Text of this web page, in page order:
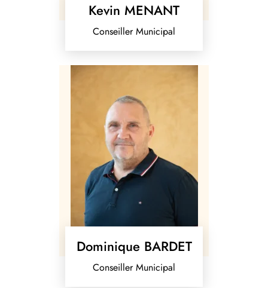
Kevin MENANT
Conseiller Municipal
Dominique BARDET
Conseiller Municipal